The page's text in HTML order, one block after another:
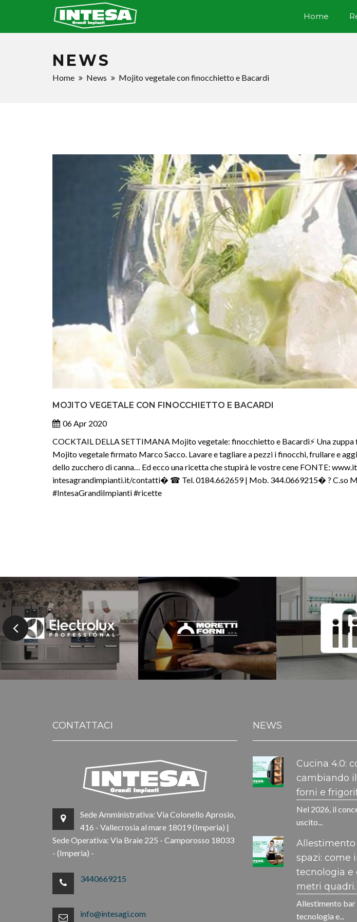
Home
NEWS
Home News Mojito vegetale con finocchietto e Bacardi
MOJITO VEGETALE CON FINOCCHIETTO E BACARDI
06 Apr 2020
COCKTAIL DELLA SETTIMANA Mojito vegetale: finocchietto e Bacardi⚡️ Una
Mojito vegetale firmato Marco Sacco. Lavare e tagliare a pezzi i finocchi, frullare e
dello zucchero di canna… Ed ecco una ricetta che stupirà le vostre cene FONTE:
intesagrandimpianti.it/contatti� ☎ Tel. 0184.662659 | Mob. 344.0669215� ? C.so
#IntesaGrandiImpianti #ricette
CONTATTACI
Sede Amministrativa: Via Colonello Aprosio,
416 - Vallecrosia al mare 18019 (Imperia) |
Sede Operativa: Via Braie 225 - Camporosso 18033
- (Imperia) -
3440669215
info@intesagi.com
NEWS
Cucina 4.0:
cambiando
forni e
Nel 2026, il
uscito...
Allestimento
spazi: come
tecnologia e
metri quadri.
Allestimento bar
tecnologia e...